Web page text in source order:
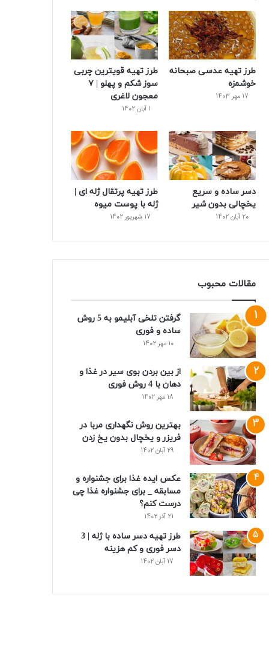
ک
ر
ی
س
ت
ب
س
طرز تهیه عدسی صبحانه
خوشمزه
17 مهر 1403
طرز تهیه قویترین چربی
سوز شکم و پهلو | ۷
معجون لاغری
1 آبان 1402
دسر ساده و سریع
یخچالی بدون شیر
20 آبان 1402
طرز تهیه پرتقال ژله ای |
ژله با پوست میوه
17 شهریور 1402
مقالات محبوب
گرفتن تلخی آبلیمو به 5 روش
ساده و فوری
10 مهر 1402
از بین بردن بوی سیر در غذا و
دهان با 4 روش فوری
18 مهر 1402
بهترین روش نگهداری مربا در
فریزر و یخچال بدون یخ زدن
29 آبان 1402
عکس ایده غذا برای جشنواره و
مسابقه _ برای جشنواره غذا چی
درست کنم؟
21 آذر 1402
طرز تهیه دسر ساده با ژله | 3
دسر فوری و کم هزینه
17 آبان 1402